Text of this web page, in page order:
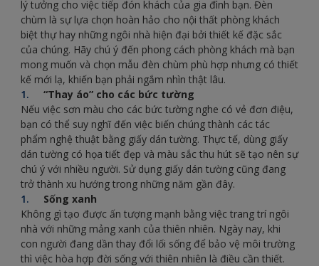
lý tưởng cho việc tiếp đón khách của gia đình bạn. Đèn
chùm là sự lựa chọn hoàn hảo cho nội thất phòng khách
biệt thự hay những ngôi nhà hiện đại bởi thiết kế đặc sắc
của chúng. Hãy chú ý đến phong cách phòng khách mà bạn
mong muốn và chọn mẫu đèn chùm phù hợp nhưng có thiết
kế mới lạ, khiến bạn phải ngắm nhìn thật lâu.
“Thay áo” cho các bức tường
Nếu việc sơn màu cho các bức tường nghe có vẻ đơn điệu,
bạn có thể suy nghĩ đến việc biến chúng thành các tác
phẩm nghệ thuật bằng giấy dán tường. Thực tế, dùng giấy
dán tường có họa tiết đẹp và màu sắc thu hút sẽ tạo nên sự
chú ý với nhiều người. Sử dụng giấy dán tường cũng đang
trở thành xu hướng trong những năm gần đây.
Sống xanh
Không gì tạo được ấn tượng mạnh bằng việc trang trí ngôi
nhà với những mảng xanh của thiên nhiên. Ngày nay, khi
con người đang dần thay đổi lối sống để bảo vệ môi trường
thì việc hòa hợp đời sống với thiên nhiên là điều cần thiết.